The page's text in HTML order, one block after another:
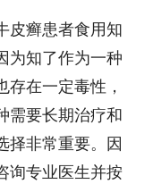
皮癣患者食用知
为知了作为一种
存在一定毒性，
需要长期治疗和
择非常重要。因
询专业医生并按